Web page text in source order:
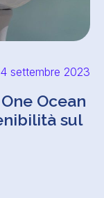
4 settembre 2023
Ocean
sul